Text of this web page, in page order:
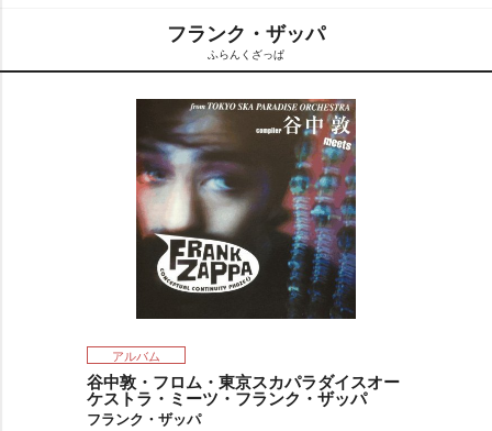
フランク・ザッパ
ふらんくざっぱ
アルバム
谷中敦・フロム・東京スカパラダイスオー
ケストラ・ミーツ・フランク・ザッパ
フランク・ザッパ